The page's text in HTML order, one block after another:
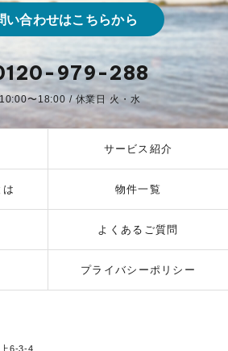
い合わせはこちらから
979-288
〜18:00 / 休業日 火・水
6-3-4
サービス紹介
物件一覧
よくあるご質問
プライバシーポリシー